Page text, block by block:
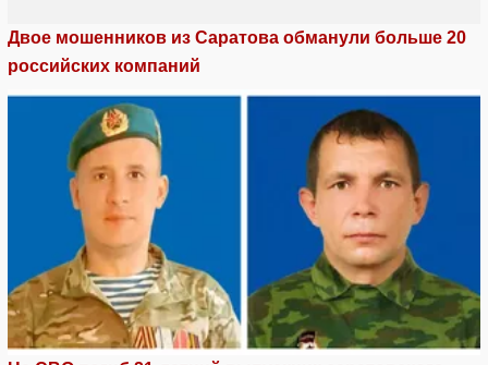
Двое мошенников из Саратова обманули больше 20
российских компаний